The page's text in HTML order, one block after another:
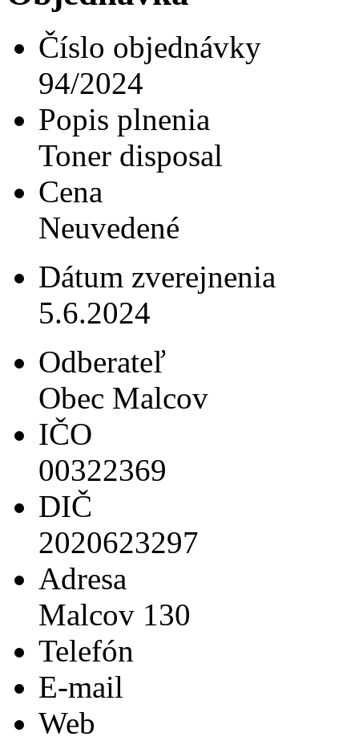
Číslo objednávky
94/2024
Popis plnenia
Toner disposal
Cena
Neuvedené
Dátum zverejnenia
5.6.2024
Odberateľ
Obec Malcov
IČO
00322369
DIČ
2020623297
Adresa
Malcov 130
Telefón
E-mail
Web